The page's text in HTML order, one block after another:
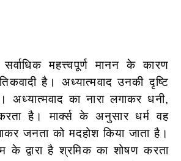
महत्त्वपूर्ण मानन के कारण
है। अध्यात्मवाद उनकी दृष्टि
अध्यात्मवाद का नारा लगाकर धनी,
है। मार्क्स के अनुसार धर्म वह
जनता को मदहोश किया जाता है।
के द्वारा है श्रमिक का शोषण करता